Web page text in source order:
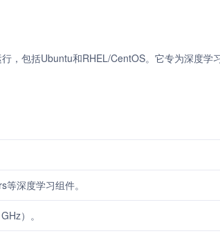
，包括Ubuntu和RHEL/CentOS。它专为深度学习
深度学习组件。
）。